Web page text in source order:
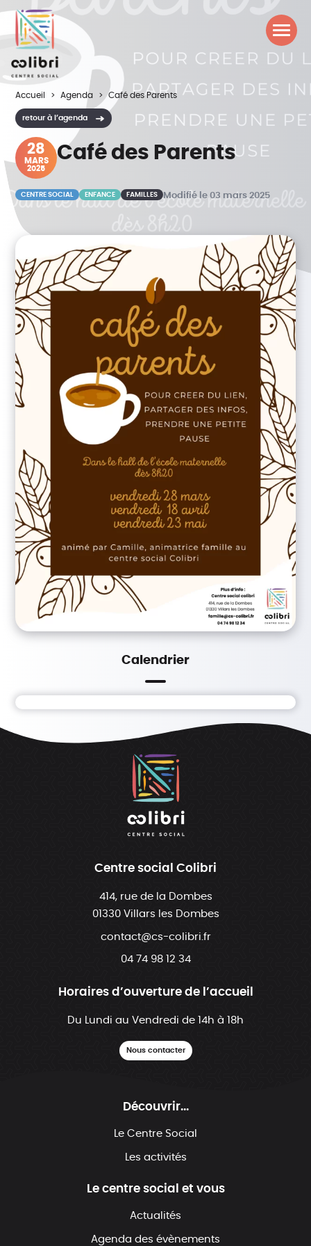
Accueil Agenda Café des Parents
retour à l’agenda
28
MARS
2025
Café des Parents
CENTRE SOCIAL ENFANCE FAMILLES Modifié le 03 mars 2025
Calendrier
Centre social Colibri
414, rue de la Dombes
01330 Villars les Dombes
contact@cs-colibri.fr
04 74 98 12 34
Horaires d’ouverture de l’accueil
Du Lundi au Vendredi de 14h à 18h
Nous contacter
Découvrir...
Le Centre Social
Les activités
Le centre social et vous
Actualités
Agenda des évènements